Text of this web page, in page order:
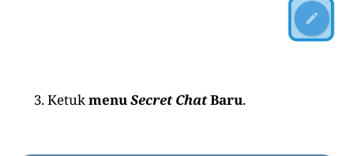
KetukmenuSecret ChatBaru.